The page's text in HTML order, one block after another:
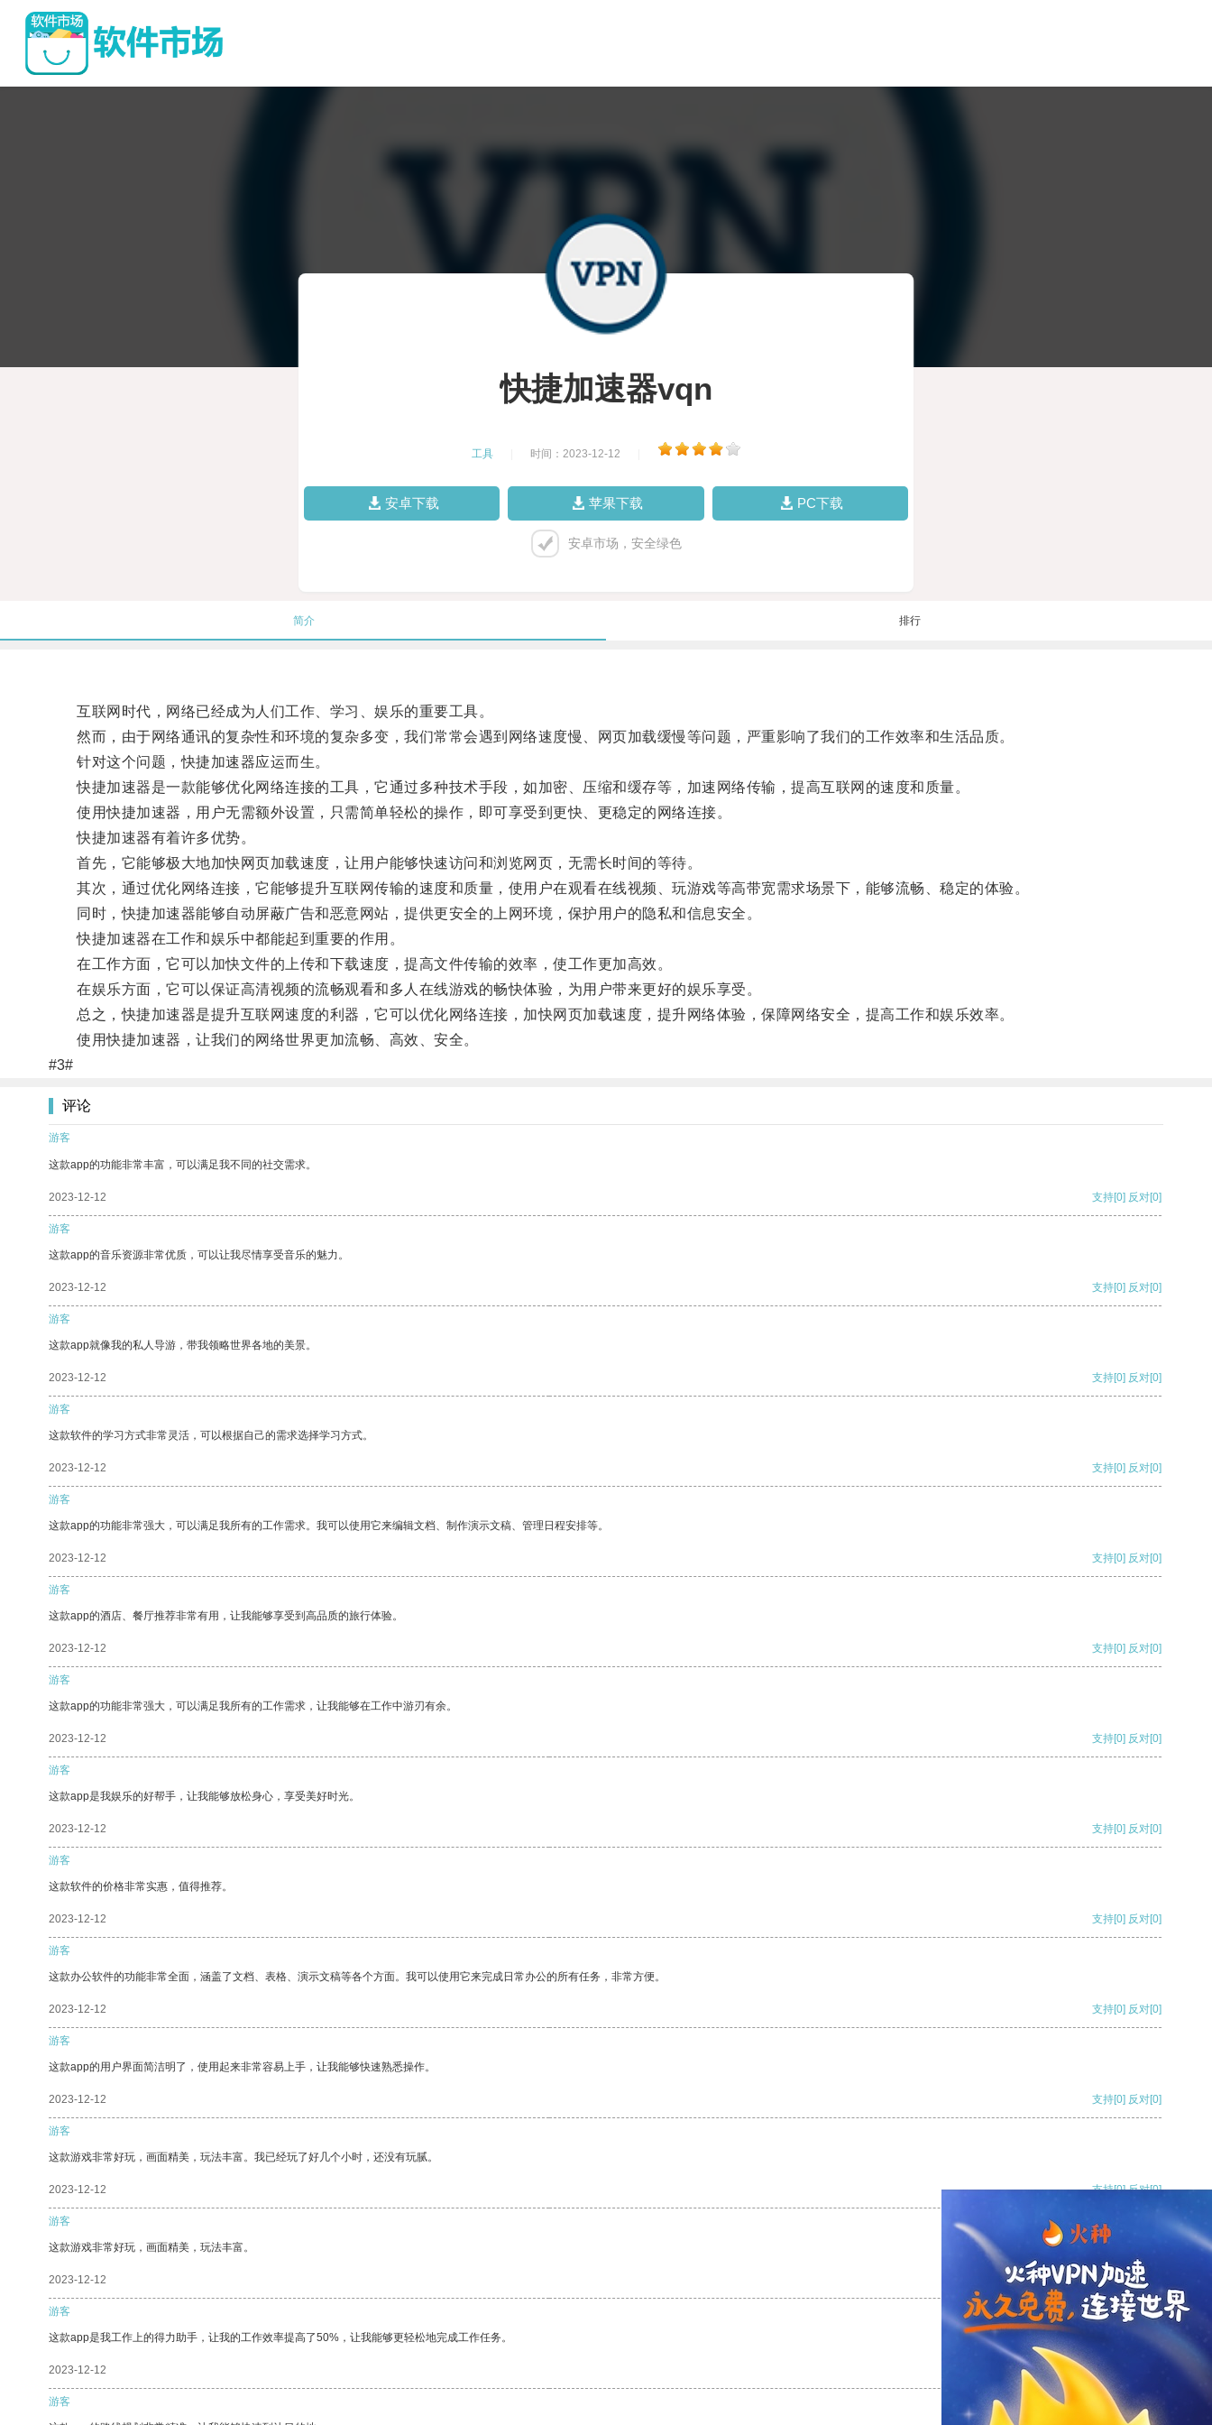
快捷加速器vqn
工具 时间：2023-12-12
安卓下载 苹果下载 PC下载
安卓市场，安全绿色
简介 排行
互联网时代，网络已经成为人们工作、学习、娱乐的重要工具。
然而，由于网络通讯的复杂性和环境的复杂多变，我们常常会遇到网络速度慢、网页加载缓慢等问题，严重影响了我们的工作效率和生活品质。
针对这个问题，快捷加速器应运而生。
快捷加速器是一款能够优化网络连接的工具，它通过多种技术手段，如加密、压缩和缓存等，加速网络传输，提高互联网的速度和质量。
使用快捷加速器，用户无需额外设置，只需简单轻松的操作，即可享受到更快、更稳定的网络连接。
快捷加速器有着许多优势。
首先，它能够极大地加快网页加载速度，让用户能够快速访问和浏览网页，无需长时间的等待。
其次，通过优化网络连接，它能够提升互联网传输的速度和质量，使用户在观看在线视频、玩游戏等高带宽需求场景下，能够流畅、稳定的体验。
同时，快捷加速器能够自动屏蔽广告和恶意网站，提供更安全的上网环境，保护用户的隐私和信息安全。
快捷加速器在工作和娱乐中都能起到重要的作用。
在工作方面，它可以加快文件的上传和下载速度，提高文件传输的效率，使工作更加高效。
在娱乐方面，它可以保证高清视频的流畅观看和多人在线游戏的畅快体验，为用户带来更好的娱乐享受。
总之，快捷加速器是提升互联网速度的利器，它可以优化网络连接，加快网页加载速度，提升网络体验，保障网络安全，提高工作和娱乐效率。
使用快捷加速器，让我们的网络世界更加流畅、高效、安全。
#3#
评论
游客
这款app的功能非常丰富，可以满足我不同的社交需求。
2023-12-12 支持[0] 反对[0]
游客
这款app的音乐资源非常优质，可以让我尽情享受音乐的魅力。
2023-12-12 支持[0] 反对[0]
游客
这款app就像我的私人导游，带我领略世界各地的美景。
2023-12-12 支持[0] 反对[0]
游客
这款软件的学习方式非常灵活，可以根据自己的需求选择学习方式。
2023-12-12 支持[0] 反对[0]
游客
这款app的功能非常强大，可以满足我所有的工作需求。我可以使用它来编辑文档、制作演示文稿、管理日程安排等。
2023-12-12 支持[0] 反对[0]
游客
这款app的酒店、餐厅推荐非常有用，让我能够享受到高品质的旅行体验。
2023-12-12 支持[0] 反对[0]
游客
这款app的功能非常强大，可以满足我所有的工作需求，让我能够在工作中游刃有余。
2023-12-12 支持[0] 反对[0]
游客
这款app是我娱乐的好帮手，让我能够放松身心，享受美好时光。
2023-12-12 支持[0] 反对[0]
游客
这款软件的价格非常实惠，值得推荐。
2023-12-12 支持[0] 反对[0]
游客
这款办公软件的功能非常全面，涵盖了文档、表格、演示文稿等各个方面。我可以使用它来完成日常办公的所有任务，非常方便。
2023-12-12 支持[0] 反对[0]
游客
这款app的用户界面简洁明了，使用起来非常容易上手，让我能够快速熟悉操作。
2023-12-12 支持[0] 反对[0]
游客
这款游戏非常好玩，画面精美，玩法丰富。我已经玩了好几个小时，还没有玩腻。
2023-12-12 支持[0] 反对[0]
游客
这款游戏非常好玩，画面精美，玩法丰富。
2023-12-12 支持[0] 反对
游客
这款app是我工作上的得力助手，让我的工作效率提高了50%，让我能够更轻松地完成工作任务。
2023-12-12 支持
游客